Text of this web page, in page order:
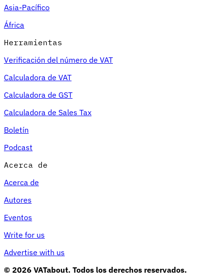
Asia-Pacífico
África
Herramientas
Verificación del número de VAT
Calculadora de VAT
Calculadora de GST
Calculadora de Sales Tax
Boletín
Podcast
Acerca de
Acerca de
Autores
Eventos
Write for us
Advertise with us
© 2026 VATabout. Todos los derechos reservados.